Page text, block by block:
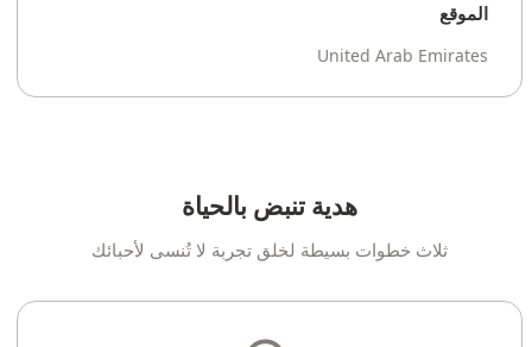
الموقع
United Arab Emirates
هدية تنبض بالحياة
ثلاث خطوات بسيطة لخلق تجربة لا تُنسى لأحبائك